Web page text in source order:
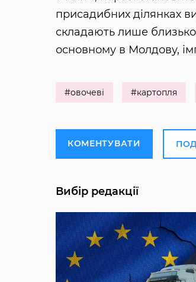
присадибних ділянках
складають лише близько
основному в Молдову,
#овочеві #картопля
КОМЕНТУВАТИ
Вибір редакції